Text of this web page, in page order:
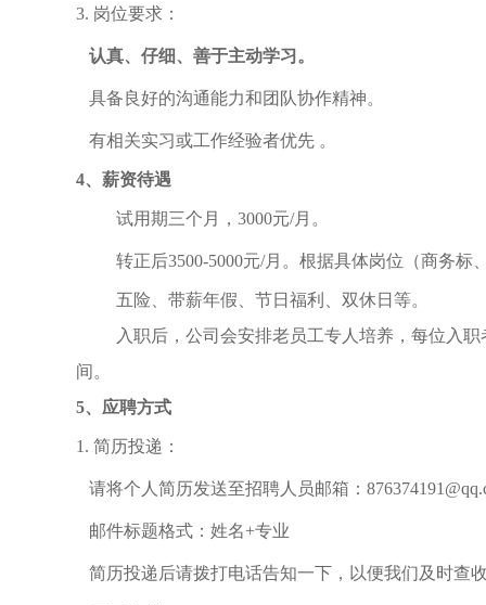
3. 岗位要求：
认真、仔细、善于主动学习。
具备良好的沟通能力和团队协作精神。
有相关实习或工作经验者优先 。
4、薪资待遇
试用期三个月， 3000元/月。
转正后3500-5000元/月。根据具体岗位（商务标
五险、带薪年假、节日福利、双休日等。
入职后，公司会安排老员工专人培养，每位入
间。
5、应聘方式
1. 简历投递：
请将个人简历发送至招聘人员邮箱：
邮件标题格式：姓名+专业
简历投递后请拨打电话告知一下，以便我们及时查